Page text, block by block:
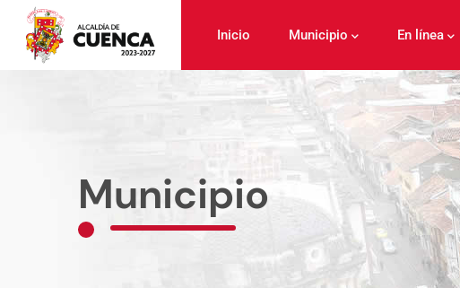
contenido
principal
Inicio Municipio En línea
Municipio